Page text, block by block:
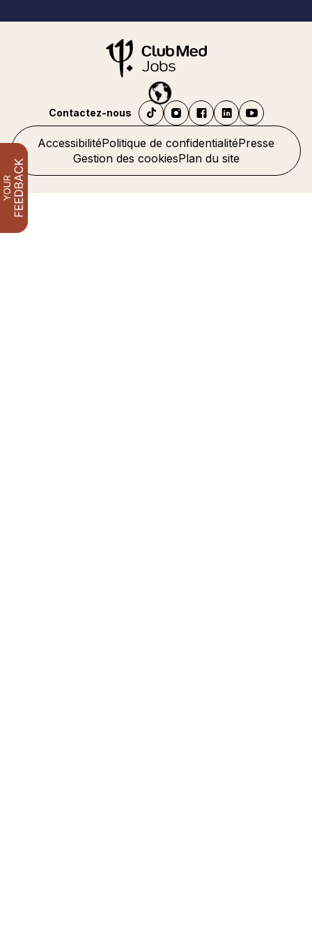
AccessibilitéPolitique de confidentialitéPresse
Gestion des cookiesPlan du site
Contactez-nous